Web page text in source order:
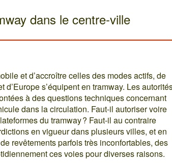
dans le centre-ville
et d’accroître celles des modes actifs, de
s’équipent en tramway. Les
à des questions techniques concernant
dans la circulation. Faut-il autoriser voire
du tramway ? Faut-il au contraire
en vigueur dans plusieurs villes, et en
revêtements parfois très inconfortables, des
ces voies pour diverses raisons.